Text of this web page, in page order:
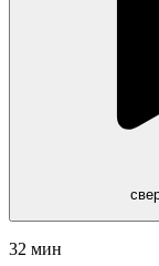
32 мин